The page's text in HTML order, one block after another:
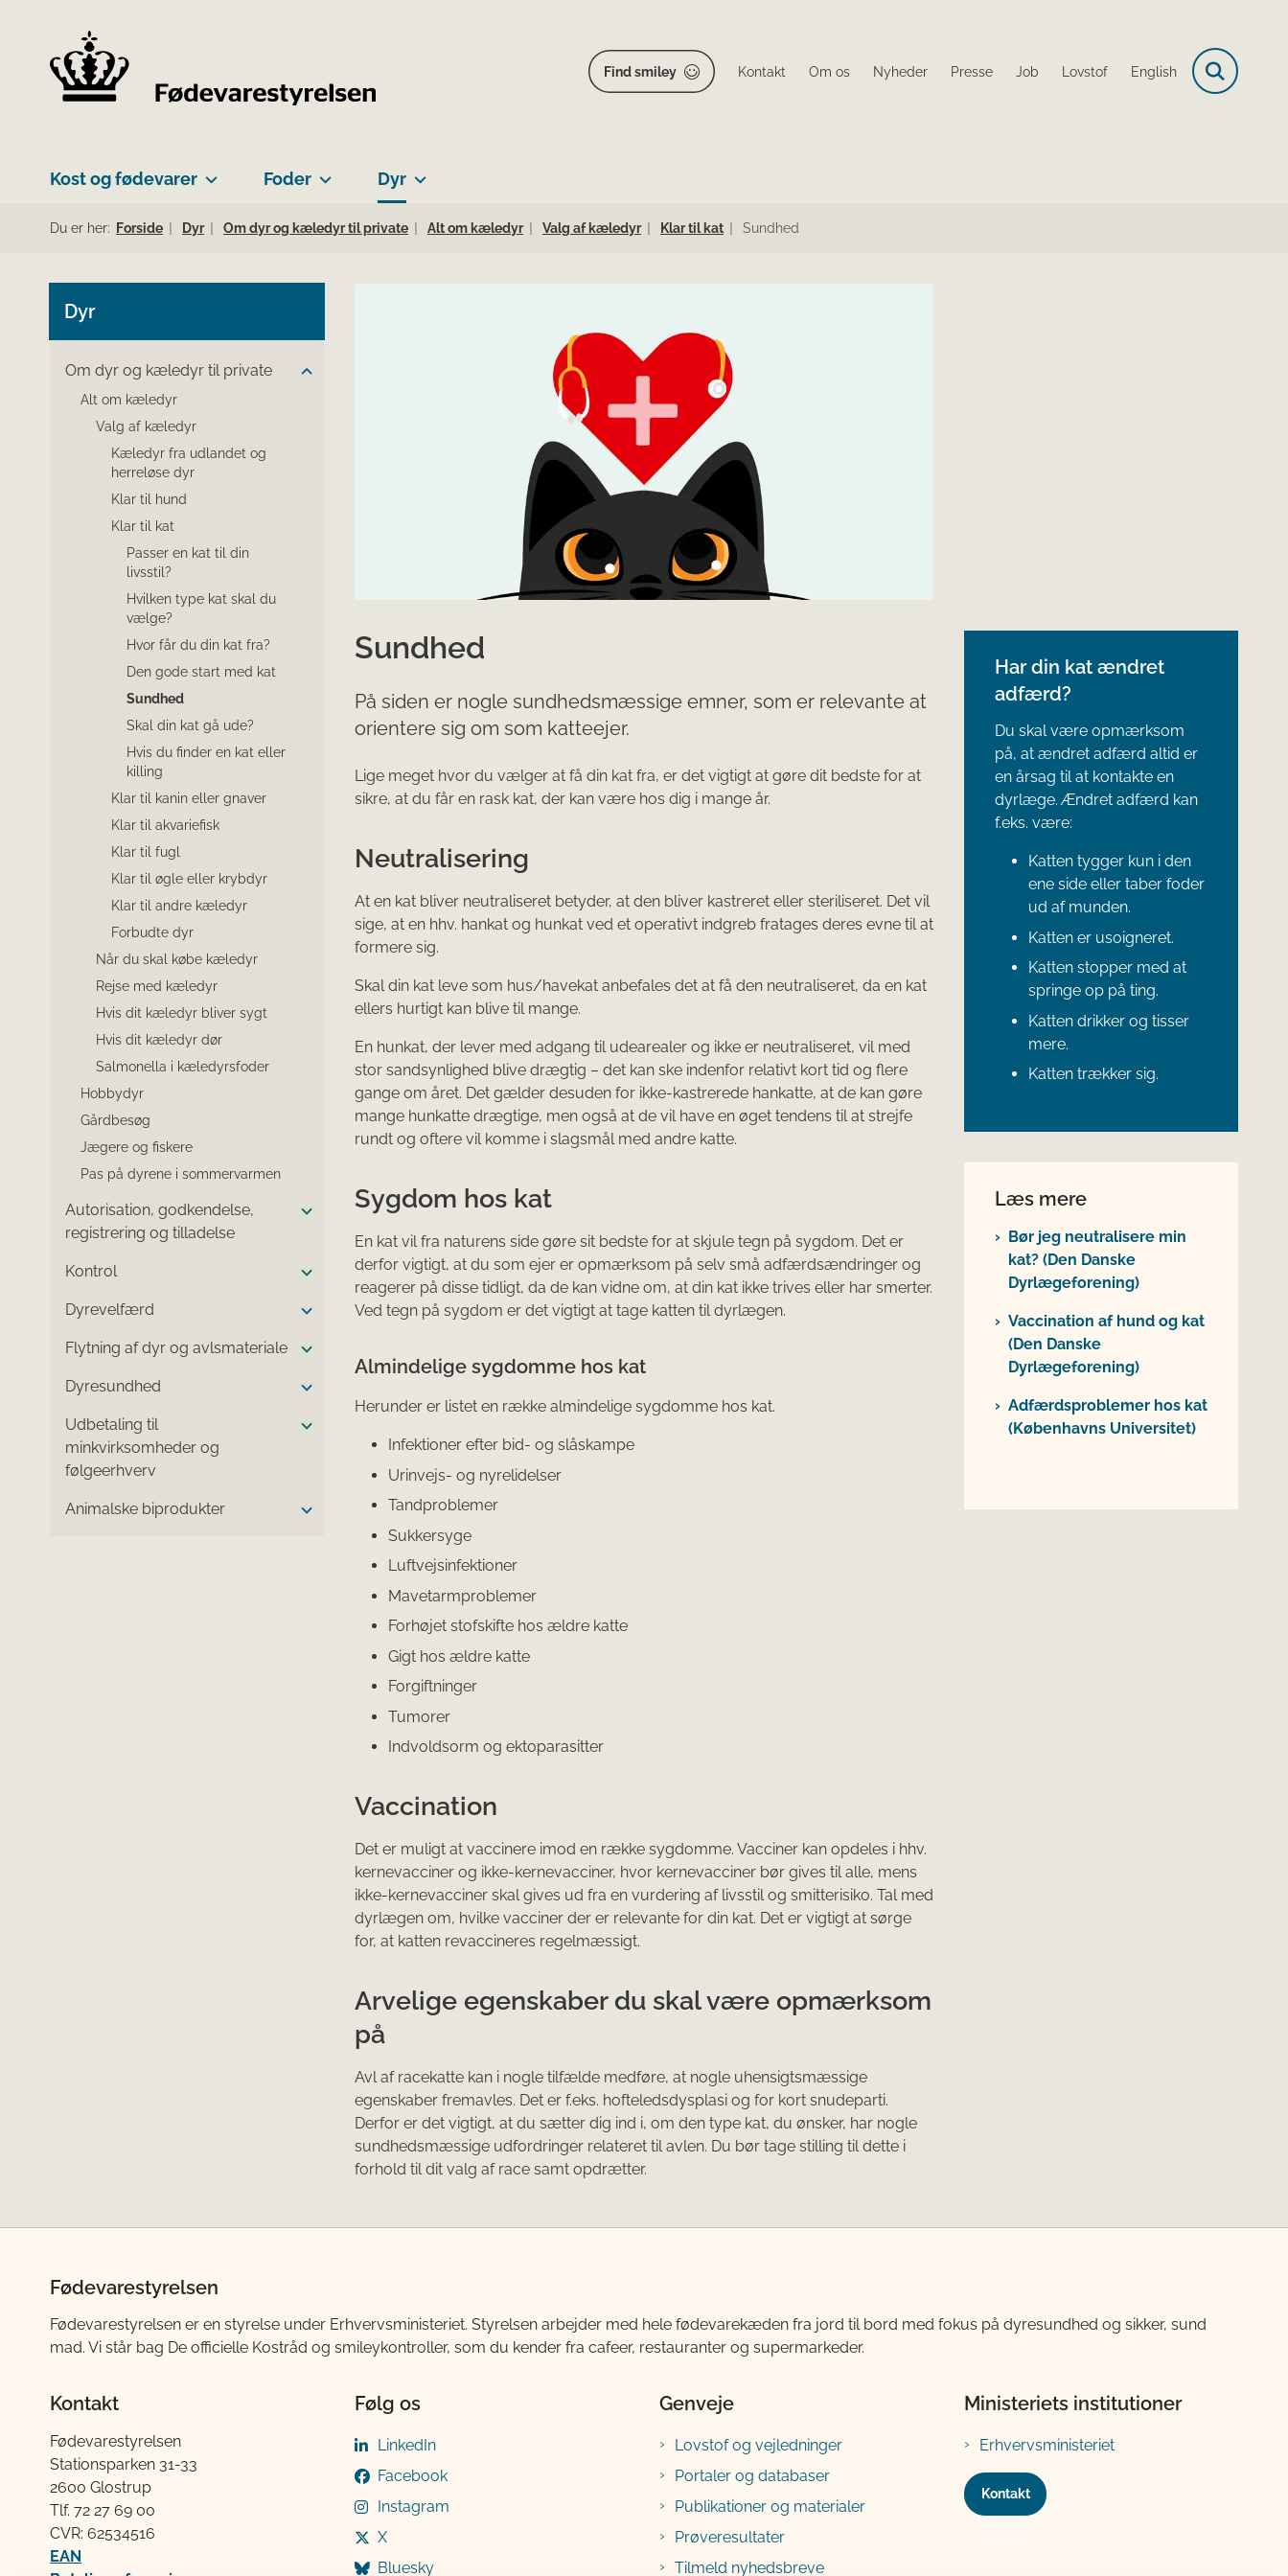
Find smiley Kontakt Om os Nyheder Presse Job Lovstof English
Kost og fødevarer Foder Dyr
Du er her: Forside Dyr Om dyr og kæledyr til private Alt om kæledyr Valg af kæledyr Klar til kat Sundhed
Dyr
Om dyr og kæledyr til private
Alt om kæledyr
Valg af kæledyr
Kæledyr fra udlandet og
herreløse dyr
Klar til hund
Klar til kat
Passer en kat til din
livsstil?
Hvilken type kat skal du
vælge?
Hvor får du din kat fra?
Den gode start med kat
Sundhed
Skal din kat gå ude?
Hvis du finder en kat eller
killing
Klar til kanin eller gnaver
Klar til akvariefisk
Klar til fugl
Klar til øgle eller krybdyr
Klar til andre kæledyr
Forbudte dyr
Når du skal købe kæledyr
Rejse med kæledyr
Hvis dit kæledyr bliver sygt
Hvis dit kæledyr dør
Salmonella i kæledyrsfoder
Hobbydyr
Gårdbesøg
Jægere og fiskere
Pas på dyrene i sommervarmen
Autorisation, godkendelse,
registrering og tilladelse
Kontrol
Dyrevelfærd
Flytning af dyr og avlsmateriale
Dyresundhed
Udbetaling til
minkvirksomheder og
følgeerhverv
Animalske biprodukter
Sundhed
På siden er nogle sundhedsmæssige emner, som er relevante at
orientere sig om som katteejer.
Lige meget hvor du vælger at få din kat fra, er det vigtigt at gøre dit bedste for at
sikre, at du får en rask kat, der kan være hos dig i mange år.
Neutralisering
At en kat bliver neutraliseret betyder, at den bliver kastreret eller steriliseret. Det vil
sige, at en hhv. hankat og hunkat ved et operativt indgreb fratages deres evne til at
formere sig.
Skal din kat leve som hus/havekat anbefales det at få den neutraliseret, da en kat
ellers hurtigt kan blive til mange.
En hunkat, der lever med adgang til udearealer og ikke er neutraliseret, vil med
stor sandsynlighed blive drægtig – det kan ske indenfor relativt kort tid og flere
gange om året. Det gælder desuden for ikke-kastrerede hankatte, at de kan gøre
mange hunkatte drægtige, men også at de vil have en øget tendens til at strejfe
rundt og oftere vil komme i slagsmål med andre katte.
Sygdom hos kat
En kat vil fra naturens side gøre sit bedste for at skjule tegn på sygdom. Det er
derfor vigtigt, at du som ejer er opmærksom på selv små adfærdsændringer og
reagerer på disse tidligt, da de kan vidne om, at din kat ikke trives eller har smerter.
Ved tegn på sygdom er det vigtigt at tage katten til dyrlægen.
Almindelige sygdomme hos kat
Herunder er listet en række almindelige sygdomme hos kat.
Infektioner efter bid- og slåskampe
Urinvejs- og nyrelidelser
Tandproblemer
Sukkersyge
Luftvejsinfektioner
Mavetarmproblemer
Forhøjet stofskifte hos ældre katte
Gigt hos ældre katte
Forgiftninger
Tumorer
Indvoldsorm og ektoparasitter
Vaccination
Det er muligt at vaccinere imod en række sygdomme. Vacciner kan opdeles i hhv.
kernevacciner og ikke-kernevacciner, hvor kernevacciner bør gives til alle, mens
ikke-kernevacciner skal gives ud fra en vurdering af livsstil og smitterisiko. Tal med
dyrlægen om, hvilke vacciner der er relevante for din kat. Det er vigtigt at sørge
for, at katten revaccineres regelmæssigt.
Arvelige egenskaber du skal være opmærksom
på
Avl af racekatte kan i nogle tilfælde medføre, at nogle uhensigtsmæssige
egenskaber fremavles. Det er f.eks. hofteledsdysplasi og for kort snudeparti.
Derfor er det vigtigt, at du sætter dig ind i, om den type kat, du ønsker, har nogle
sundhedsmæssige udfordringer relateret til avlen. Du bør tage stilling til dette i
forhold til dit valg af race samt opdrætter.
Har din kat ændret
adfærd?
Du skal være opmærksom
på, at ændret adfærd altid er
en årsag til at kontakte en
dyrlæge. Ændret adfærd kan
f.eks. være:
Katten tygger kun i den
ene side eller taber foder
ud af munden.
Katten er usoigneret.
Katten stopper med at
springe op på ting.
Katten drikker og tisser
mere.
Katten trækker sig.
Læs mere
Bør jeg neutralisere min
kat? (Den Danske
Dyrlægeforening)
Vaccination af hund og kat
(Den Danske
Dyrlægeforening)
Adfærdsproblemer hos kat
(Københavns Universitet)
Fødevarestyrelsen
Fødevarestyrelsen er en styrelse under Erhvervsministeriet. Styrelsen arbejder med hele fødevarekæden fra jord til bord med fokus på dyresundhed og sikker, sund
mad. Vi står bag De officielle Kostråd og smileykontroller, som du kender fra cafeer, restauranter og supermarkeder.
Kontakt
Fødevarestyrelsen
Stationsparken 31-33
2600 Glostrup
Tlf. 72 2​​​7 69 00
CVR: 62534516
EAN
Følg os
LinkedIn
Facebook
Instagram
X
Bluesky
Genveje
Lovstof og vejledninger
Portaler og databaser
Publikationer og materialer
Prøveresultater
Tilmeld nyhedsbreve
Ministeriets institutioner
Erhvervsministeriet
Kontakt